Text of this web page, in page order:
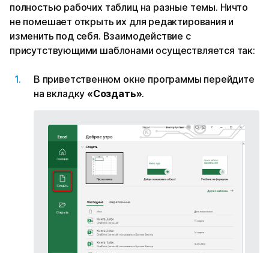
полностью рабочих таблиц на разные темы. Ничто
не помешает открыть их для редактирования и
изменить под себя. Взаимодействие с
присутствующими шаблонами осуществляется так:
В приветственном окне программы перейдите
на вкладку «Создать».